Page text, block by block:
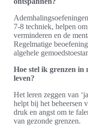
7-8 techniek, helpen
verminderen en de
Regelmatige
algehele
Hoe stel ik grenzen in
leven?
Het leren zeggen van
helpt bij het beheersen
druk en angst om te
van gezonde grenzen.